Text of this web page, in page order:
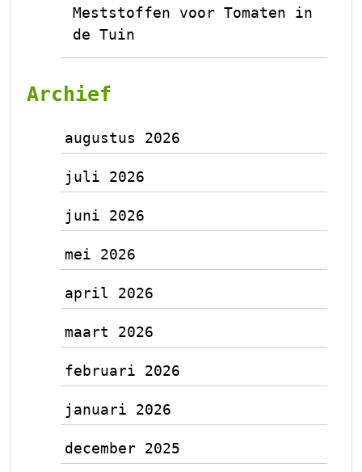
Meststoffen voor Tomaten in
de Tuin
Archief
augustus 2026
juli 2026
juni 2026
mei 2026
april 2026
maart 2026
februari 2026
januari 2026
december 2025